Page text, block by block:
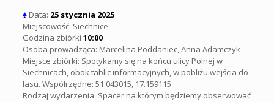
♠Data: 25 stycznia 2025
Miejscowość: Siechnice
Godzina zbiórki 10:00
Osoba prowadząca: Marcelina Poddaniec, Anna Adamczyk
Miejsce zbiórki: Spotykamy się na końcu ulicy Polnej w
Siechnicach, obok tablic informacyjnych, w pobliżu wejścia do
lasu. Współrzędne: 51.043015, 17.159115
Rodzaj wydarzenia: Spacer na którym będziemy obserwować